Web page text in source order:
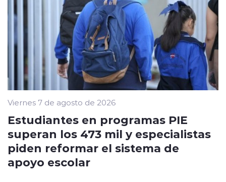
Viernes 7 de agosto de 2026
Estudiantes en programas PIE
superan los 473 mil y especialistas
piden reformar el sistema de
apoyo escolar